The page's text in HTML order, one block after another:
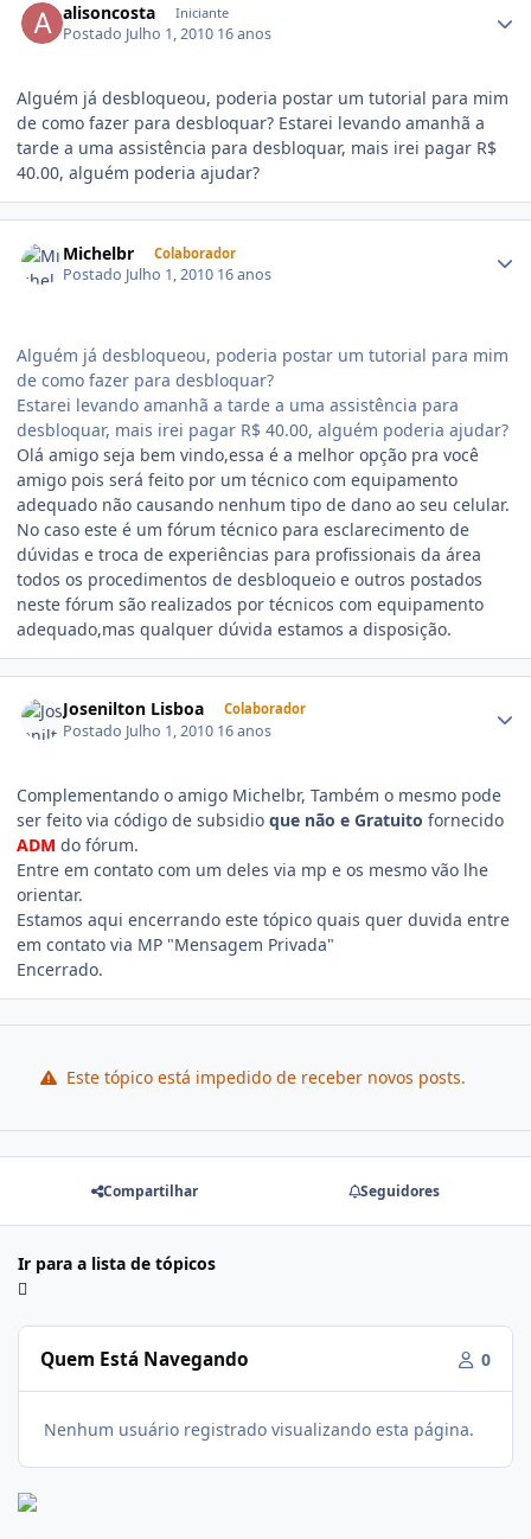
alisoncosta Iniciante
Postado Julho 1, 2010 16 anos
Alguém já desbloqueou, poderia postar um tutorial para mim
de como fazer para desbloquar? Estarei levando amanhã a
tarde a uma assistência para desbloquar, mais irei pagar R$
40.00, alguém poderia ajudar?
Michelbr Colaborador
Postado Julho 1, 2010 16 anos
Alguém já desbloqueou, poderia postar um tutorial para mim
de como fazer para desbloquar?
Estarei levando amanhã a tarde a uma assistência para
desbloquar, mais irei pagar R$ 40.00, alguém poderia ajudar?
Olá amigo seja bem vindo,essa é a melhor opção pra você
amigo pois será feito por um técnico com equipamento
adequado não causando nenhum tipo de dano ao seu celular.
No caso este é um fórum técnico para esclarecimento de
dúvidas e troca de experiências para profissionais da área
todos os procedimentos de desbloqueio e outros postados
neste fórum são realizados por técnicos com equipamento
adequado,mas qualquer dúvida estamos a disposição.
Josenilton Lisboa Colaborador
Postado Julho 1, 2010 16 anos
Complementando o amigo Michelbr, Também o mesmo pode
ser feito via código de subsidio que não e Gratuito fornecido
ADM do fórum.
Entre em contato com um deles via mp e os mesmo vão lhe
orientar.
Estamos aqui encerrando este tópico quais quer duvida entre
em contato via MP "Mensagem Privada"
Encerrado.
Este tópico está impedido de receber novos posts.
Compartilhar Seguidores
Ir para a lista de tópicos
Quem Está Navegando 0
Nenhum usuário registrado visualizando esta página.